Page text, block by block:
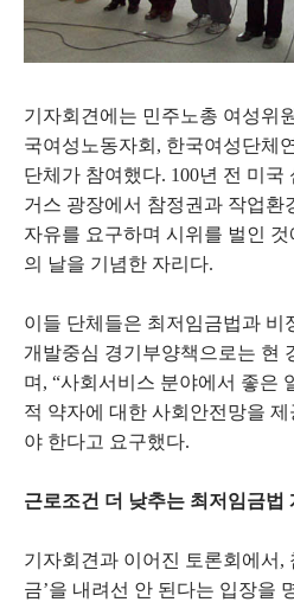
기자회견에는 민주노총 여성위
국여성노동자회, 한국여성단체
단체가 참여했다. 100년 전 미국
거스 광장에서 참정권과 작업환
자유를 요구하며 시위를 벌인
의 날을 기념한 자리다.
이들 단체들은 최저임금법과 비
개발중심 경기부양책으로는 현
며, “사회서비스 분야에서 좋은
적 약자에 대한 사회안전망을
야 한다고 요구했다.
근로조건 더 낮추는 최저임금법
기자회견과 이어진 토론회에서,
금’을 내려선 안 된다는 입장을